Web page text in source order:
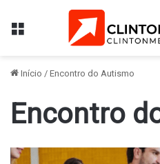
Menu
Início / Encontro do Autismo
Encontro